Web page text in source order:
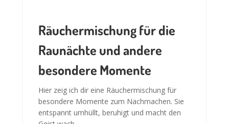
Räuchermischung für die
Raunächte und andere
besondere Momente
Hier zeig ich dir eine Räuchermischung für
besondere Momente zum Nachmachen. Sie
entspannt umhüllt, beruhigt und macht den